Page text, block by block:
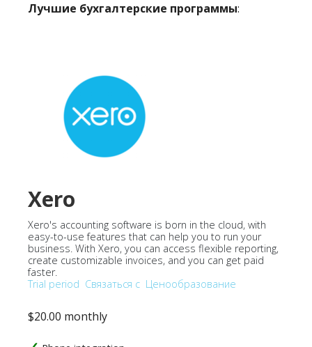
Лучшие бухгалтерские программы:
Xero
Xero's accounting software is born in the cloud, with
easy-to-use features that can help you to run your
business. With Xero, you can access flexible reporting,
create customizable invoices, and you can get paid
faster.
Trial period Связаться с Ценообразование
$20.00 monthly